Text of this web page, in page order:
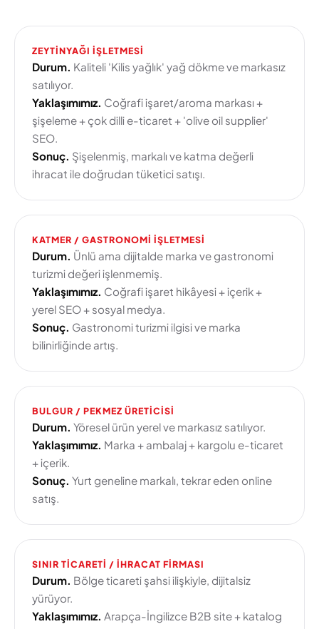
ZEYTINYAĞI IŞLETMESI
Durum. Kaliteli 'Kilis yağlık' yağ dökme ve markasız
satılıyor.
Yaklaşımımız. Coğrafi işaret/aroma markası +
şişeleme + çok dilli e-ticaret + 'olive oil supplier'
SEO.
Sonuç. Şişelenmiş, markalı ve katma değerli
ihracat ile doğrudan tüketici satışı.
KATMER / GASTRONOMI IŞLETMESI
Durum. Ünlü ama dijitalde marka ve gastronomi
turizmi değeri işlenmemiş.
Yaklaşımımız. Coğrafi işaret hikâyesi + içerik +
yerel SEO + sosyal medya.
Sonuç. Gastronomi turizmi ilgisi ve marka
bilinirliğinde artış.
BULGUR / PEKMEZ ÜRETICISI
Durum. Yöresel ürün yerel ve markasız satılıyor.
Yaklaşımımız. Marka + ambalaj + kargolu e-ticaret
+ içerik.
Sonuç. Yurt geneline markalı, tekrar eden online
satış.
SINIR TICARETI / IHRACAT FIRMASI
Durum. Bölge ticareti şahsi ilişkiyle, dijitalsiz
yürüyor.
Yaklaşımımız. Arapça-İngilizce B2B site + katalog